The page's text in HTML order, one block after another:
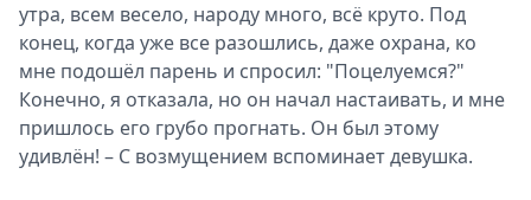
утра, всем весело, народу много, всё круто. Под
конец, когда уже все разошлись, даже охрана, ко
мне подошёл парень и спросил: "Поцелуемся?"
Конечно, я отказала, но он начал настаивать, и мне
пришлось его грубо прогнать. Он был этому
удивлён! – С возмущением вспоминает девушка.